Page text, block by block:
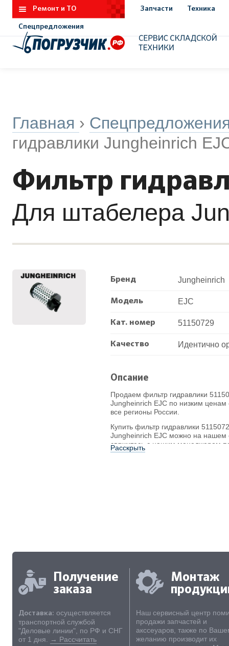
Ремонт и ТО Запчасти Техника
Спецпредложения
Главная ›
гидравлики Jungheinrich
Фильтр
Для штабелера
Бренд Jungheinrich
Модель EJC
Кат. номер 51150729
Качество Идентично
Опсание
Продаем фильтр гидравлики
Jungheinrich EJC по низким ценам
все регионы России.
Купить фильтр гидравлики
Jungheinrich EJC можно на нашем
свяжитесь с нашим менеджером
16-13, через формы на сайте или
Расскрыть
Получение
заказа
Доставка: осуществляется
транспортной службой
"Деловые линии", по РФ и СНГ
от 1 дня.
→ Рассчитать
Монтаж
Наш сервисный центр
продажи запчастей и
акссеуаров, также по
желанию производит их